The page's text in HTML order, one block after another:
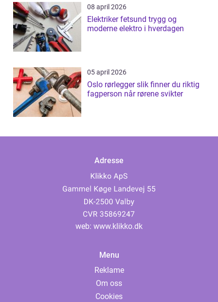
08 april 2026
Elektriker fetsund trygg og
moderne elektro i hverdagen
05 april 2026
Oslo rørlegger slik finner du riktig
fagperson når rørene svikter
Adresse
web: www.klikko.dk
Menu
Reklame
Om oss
Cookies